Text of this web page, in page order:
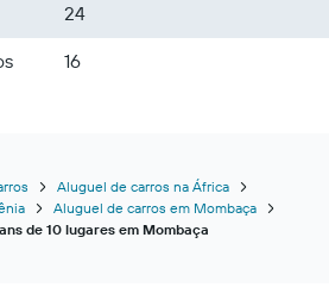
24
16
Aluguel de carros na África
Aluguel de carros em Mombaça
de 10 lugares em Mombaça